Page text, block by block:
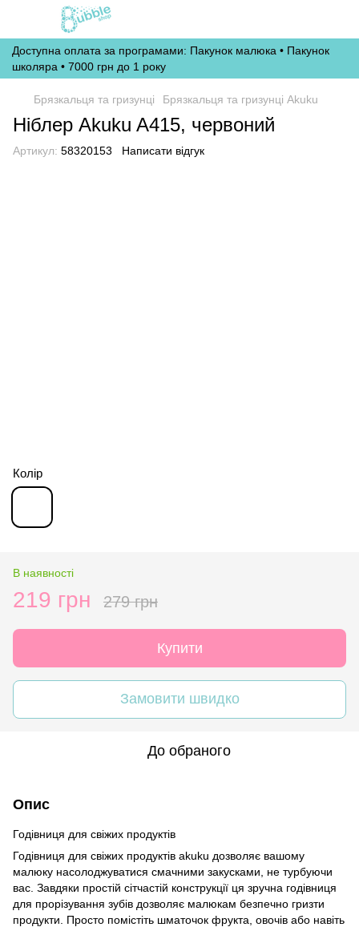
Доступна оплата за програмами: Пакунок малюка • Пакунок
школяра • 7000 грн до 1 року
Брязкальця та гризунці Брязкальця та гризунці Akuku
Ніблер Akuku A415, червоний
Артикул: 58320153 Написати відгук
Колір
В наявності
219 грн 279 грн
Купити
Замовити швидко
До обраного
Опис
Годівниця для свіжих продуктів
Годівниця для свіжих продуктів akuku дозволяє вашому
малюку насолоджуватися смачними закусками, не турбуючи
вас. Завдяки простій сітчастій конструкції ця зручна годівниця
для прорізування зубів дозволяє малюкам безпечно гризти
продукти. Просто помістіть шматочок фрукта, овочів або навіть